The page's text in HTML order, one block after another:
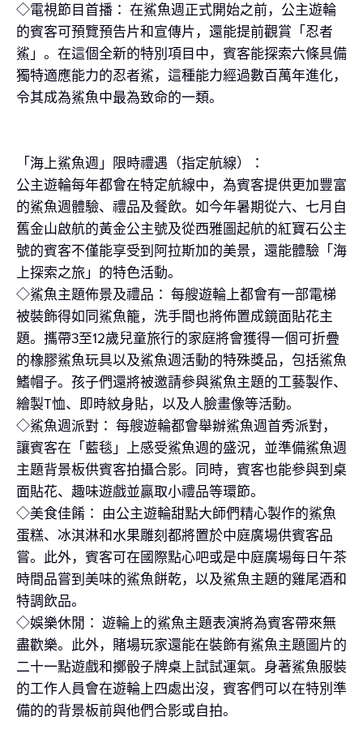
◇電視節目首播： 在鯊魚週正式開始之前，公主遊輪
的賓客可預覽預告片和宣傳片，還能提前觀賞「忍者
鯊」。在這個全新的特別項目中，賓客能探索六條具備
獨特適應能力的忍者鯊，這種能力經過數百萬年進化，
令其成為鯊魚中最為致命的一類。
「海上鯊魚週」限時禮遇（指定航線）：
公主遊輪每年都會在特定航線中，為賓客提供更加豐富
的鯊魚週體驗、禮品及餐飲。如今年暑期從六、七月自
舊金山啟航的黃金公主號及從西雅圖起航的紅寶石公主
號的賓客不僅能享受到阿拉斯加的美景，還能體驗「海
上探索之旅」的特色活動。
◇鯊魚主題佈景及禮品： 每艘遊輪上都會有一部電梯
被裝飾得如同鯊魚籠，洗手間也將佈置成鏡面貼花主
題。攜帶3至12歲兒童旅行的家庭將會獲得一個可折疊
的橡膠鯊魚玩具以及鯊魚週活動的特殊獎品，包括鯊魚
鰭帽子。孩子們還將被邀請參與鯊魚主題的工藝製作、
繪製T恤、即時紋身貼，以及人臉畫像等活動。
◇鯊魚週派對： 每艘遊輪都會舉辦鯊魚週首秀派對，
讓賓客在「藍毯」上感受鯊魚週的盛況，並準備鯊魚週
主題背景板供賓客拍攝合影。同時，賓客也能參與到桌
面貼花、趣味遊戲並贏取小禮品等環節。
◇美食佳餚： 由公主遊輪甜點大師們精心製作的鯊魚
蛋糕、冰淇淋和水果雕刻都將置於中庭廣場供賓客品
嘗。此外，賓客可在國際點心吧或是中庭廣場每日午茶
時間品嘗到美味的鯊魚餅乾，以及鯊魚主題的雞尾酒和
特調飲品。
◇娛樂休閒： 遊輪上的鯊魚主題表演將為賓客帶來無
盡歡樂。此外，賭場玩家還能在裝飾有鯊魚主題圖片的
二十一點遊戲和擲骰子牌桌上試試運氣。身著鯊魚服裝
的工作人員會在遊輪上四處出沒，賓客們可以在特別準
備的的背景板前與他們合影或自拍。